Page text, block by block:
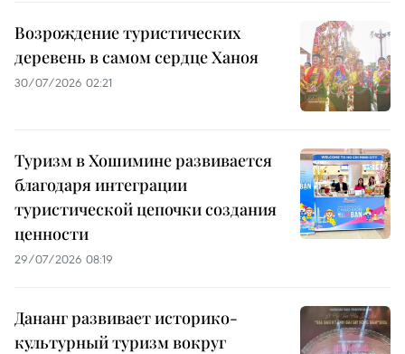
Возрождение туристических
деревень в самом сердце Ханоя
30/07/2026 02:21
Туризм в Хошимине развивается
благодаря интеграции
туристической цепочки создания
ценности
29/07/2026 08:19
Дананг развивает историко-
культурный туризм вокруг